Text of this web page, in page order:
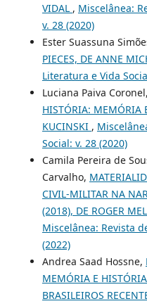
VIDAL , Miscelânea:
v. 28 (2020)
Ester Suassuna
PIECES, DE ANNE
Literatura e Vida
Luciana Paiva Coronel,
HISTÓRIA: MEMÓRIA
KUCINSKI ,
Social: v. 28 (2020)
Camila Pereira de
Carvalho,
CIVIL-MILITAR NA
(2018), DE ROGER
Miscelânea: Revista
(2022)
Andrea Saad Hossne,
MEMÓRIA E
BRASILEIROS